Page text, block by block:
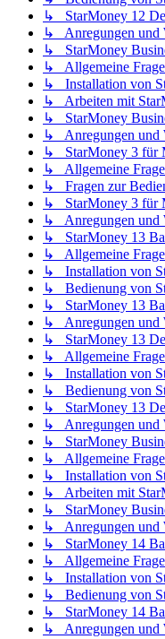
↳ StarMoney 12
↳ Anregungen und
↳ StarMoney
↳ Allgemeine
↳ Installation von
↳ Arbeiten mit
↳ StarMoney
↳ Anregungen und
↳ StarMoney 3 für
↳ Allgemeine
↳ Fragen zur
↳ StarMoney 3 für
↳ Anregungen und
↳ StarMoney 13
↳ Allgemeine
↳ Installation von
↳ Bedienung von
↳ StarMoney 13
↳ Anregungen und
↳ StarMoney 13
↳ Allgemeine
↳ Installation von
↳ Bedienung von
↳ StarMoney 13
↳ Anregungen und
↳ StarMoney
↳ Allgemeine
↳ Installation von
↳ Arbeiten mit
↳ StarMoney
↳ Anregungen und
↳ StarMoney 14
↳ Allgemeine
↳ Installation von
↳ Bedienung von
↳ StarMoney 14
↳ Anregungen und